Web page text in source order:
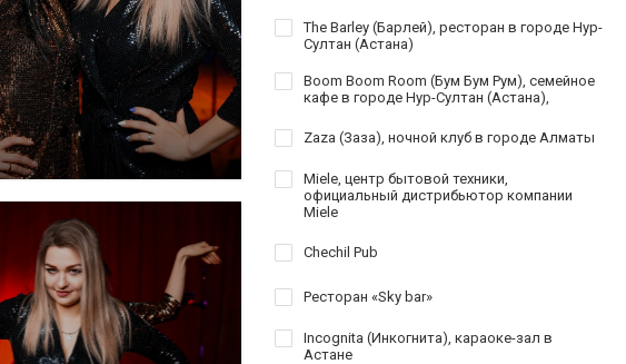
The Barley (Барлей), ресторан в городе Нур-
Султан (Астана)
Boom Boom Room (Бум Бум Рум), семейное
кафе в городе Нур-Султан (Астана),
Zaza (Заза), ночной клуб в городе Алматы
Miele, центр бытовой техники,
официальный дистрибьютор компании
Miele
Chechil Pub
Ресторан «Sky bar»
Incognita (Инкогнита), караоке-зал в
Астане